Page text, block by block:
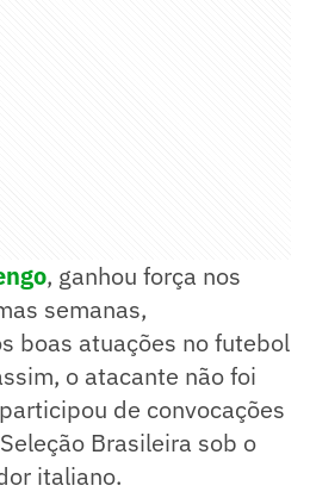
, ganhou força nos
semanas,
boas atuações no futebol
o atacante não foi
de convocações
Brasileira sob o
italiano.